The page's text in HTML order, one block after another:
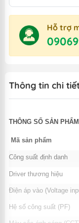
Hỗ trợ
Thông tin chi
THÔNG SỐ SẢN PHẨM
Mã sản phẩm
Công suất định danh
Driver thương hiệu
Điện áp vào (Voltage
Hệ số công suất (PF)